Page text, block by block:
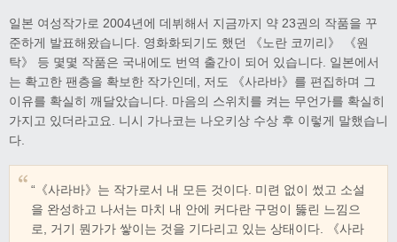
일본 여성작가로 2004년에 데뷔해서 지금까지 약 23권의 작품을 꾸
준하게 발표해왔습니다. 영화화되기도 했던 《노란 코끼리》 《원
탁》 등 몇몇 작품은 국내에도 번역 출간이 되어 있습니다. 일본에서
는 확고한 팬층을 확보한 작가인데, 저도 《사라바》를 편집하며 그
이유를 확실히 깨달았습니다. 마음의 스위치를 켜는 무언가를 확실히
가지고 있더라고요. 니시 가나코는 나오키상 수상 후 이렇게 말했습니
다.
“《사라바》는 작가로서 내 모든 것이다. 미련 없이 썼고 소설
을 완성하고 나서는 마치 내 안에 커다란 구멍이 뚫린 느낌으
로, 거기 뭔가가 쌓이는 것을 기다리고 있는 상태이다. 《사라